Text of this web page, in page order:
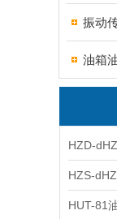
振动
油箱
HZD-
HZS-
HUT-81